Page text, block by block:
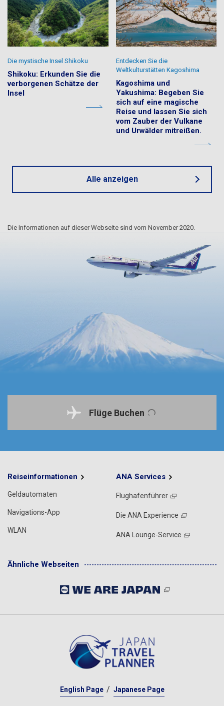
Shikoku: Erkunden Sie die
verborgenen Schätze der
Insel
Die mystische Insel Shikoku
Kagoshima und
Yakushima: Begeben Sie
sich auf eine magische
Reise und lassen Sie sich
vom Zauber der Vulkane
und Urwälder mitreißen.
Entdecken Sie die
Weltkulturstätten Kagoshima
Alle anzeigen
Die Informationen auf dieser Webseite sind vom November 2020.
Flüge Buchen
Reiseinformationen
Geldautomaten
Navigations-App
WLAN
ANA Services
Flughafenführer
Die ANA Experience
ANA Lounge-Service
Ähnliche Webseiten
English Page Japanese Page